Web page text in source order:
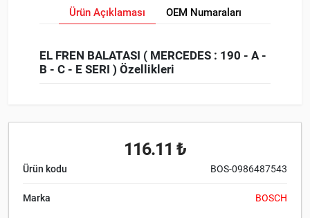
Ürün Açıklaması OEM Numaraları
EL FREN BALATASI ( MERCEDES : 190 - A -
B - C - E SERI ) Özellikleri
116.11 ₺
Ürün kodu BOS-0986487543
Marka BOSCH